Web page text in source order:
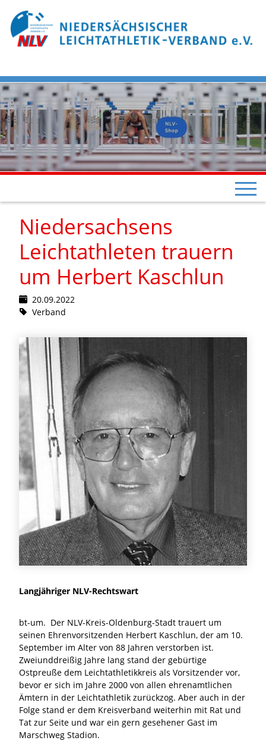
Niedersachsens
Leichtathleten trauern
um Herbert Kaschlun
20.09.2022
Verband
Langjähriger NLV-Rechtswart
bt-um. Der NLV-Kreis-Oldenburg-Stadt trauert um
seinen Ehrenvorsitzenden Herbert Kaschlun, der am 10.
September im Alter von 88 Jahren verstorben ist.
Zweiunddreißig Jahre lang stand der gebürtige
Ostpreuße dem Leichtathletikkreis als Vorsitzender vor,
bevor er sich im Jahre 2000 von allen ehrenamtlichen
Ämtern in der Leichtathletik zurückzog. Aber auch in der
Folge stand er dem Kreisverband weiterhin mit Rat und
Tat zur Seite und war ein gern gesehener Gast im
Marschweg Stadion.